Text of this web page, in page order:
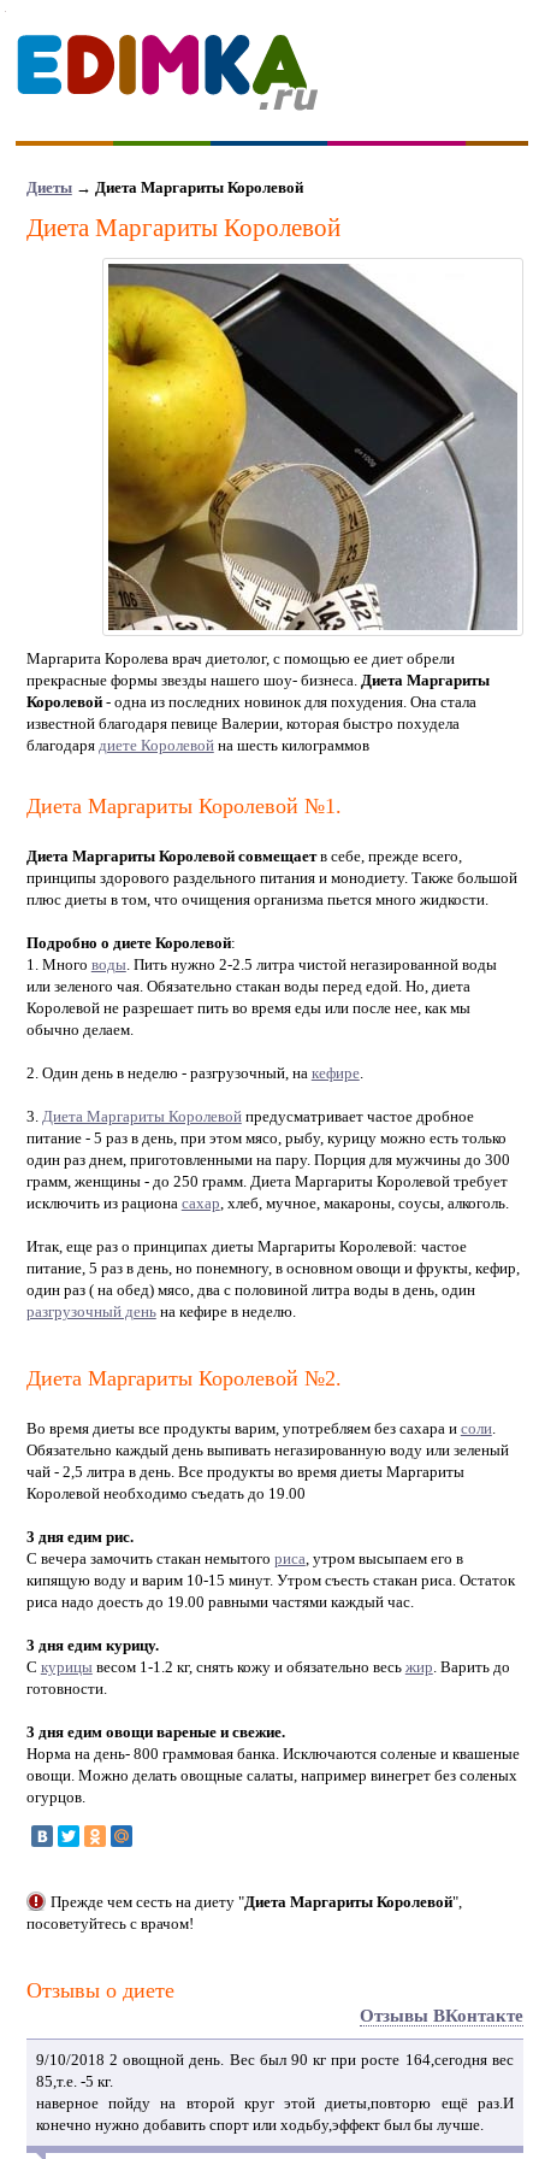
Диеты→ Диета Маргариты Королевой
Диета Маргариты Королевой
Маргарита Королева врач диетолог, с помощью ее диет обрели
прекрасные формы звезды нашего шоу- бизнеса. Диета Маргариты
Королевой- одна из последних новинок для похудения. Она стала
известной благодаря певице Валерии, которая быстро похудела
благодаря диете Королевойна шесть килограммов
Диета Маргариты Королевой №1.
Диета Маргариты Королевой совмещаетв себе, прежде всего,
принципы здорового раздельного питания и монодиету. Также большой
плюс диеты в том, что очищения организма пьется много жидкости.
Подробно о диете Королевой:
1. Много воды. Пить нужно 2-2.5 литра чистой негазированной воды
или зеленого чая. Обязательно стакан воды перед едой. Но, диета
Королевой не разрешает пить во время еды или после нее, как мы
обычно делаем.
2. Один день в неделю - разгрузочный, на кефире.
3. Диета Маргариты Королевойпредусматривает частое дробное
питание - 5 раз в день, при этом мясо, рыбу, курицу можно есть только
один раз днем, приготовленными на пару. Порция для мужчины до 300
грамм, женщины - до 250 грамм. Диета Маргариты Королевой требует
исключить из рациона сахар , хлеб, мучное, макароны, соусы, алкоголь.
Итак, еще раз о принципах диеты Маргариты Королевой: частое
питание, 5 раз в день, но понемногу, в основном овощи и фрукты, кефир,
один раз ( на обед) мясо, два с половиной литра воды в день, один
разгрузочный деньна кефире в неделю.
Диета Маргариты Королевой №2.
Во время диеты все продукты варим, употребляем без сахара и соли.
Обязательно каждый день выпивать негазированную воду или зеленый
чай - 2,5 литра в день. Все продукты во время диеты Маргариты
Королевой необходимо съедать до 19.00
3 дня едим рис.
С вечера замочить стакан немытого риса , утром высыпаем его в
кипящую воду и варим 10-15 минут. Утром съесть стакан риса. Остаток
риса надо доесть до 19.00 равными частями каждый час.
3 дня едим курицу.
C курицывесом 1-1.2 кг, снять кожу и обязательно весь жир . Варить до
готовности.
3 дня едим овощи вареные и свежие.
Норма на день- 800 граммовая банка. Исключаются соленые и квашеные
овощи. Можно делать овощные салаты, например винегрет без соленых
огурцов.
Прежде чем сесть на диету "Диета Маргариты Королевой",
посоветуйтесь с врачом!
Отзывы о диете
Отзывы ВКонтакте
9/10/2018 2 овощной день. Вес был 90 кг при росте 164,сегодня вес
85,т.е. -5 кг.
наверное пойду на второй круг этой диеты,повторю ещё раз.И
конечно нужно добавить спорт или ходьбу,эффект был бы лучше.